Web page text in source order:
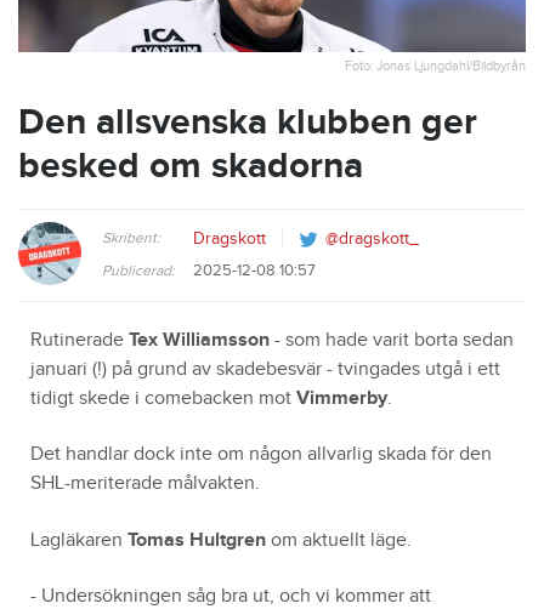
Foto: Jonas Ljungdahl/Bildbyrån
Den allsvenska klubben ger
besked om skadorna
Skribent: Dragskott @dragskott_
Publicerad: 2025-12-08 10:57
Rutinerade Tex Williamsson - som hade varit borta sedan
januari (!) på grund av skadebesvär - tvingades utgå i ett
tidigt skede i comebacken mot Vimmerby.
Det handlar dock inte om någon allvarlig skada för den
SHL-meriterade målvakten.
Lagläkaren Tomas Hultgren om aktuellt läge.
- Undersökningen såg bra ut, och vi kommer att